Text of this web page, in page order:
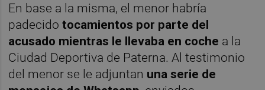
En base a la misma, el menor habría
padecido tocamientos por parte del
acusado mientras le llevaba en coche a la
Ciudad Deportiva de Paterna. Al testimonio
del menor se le adjuntan una serie de